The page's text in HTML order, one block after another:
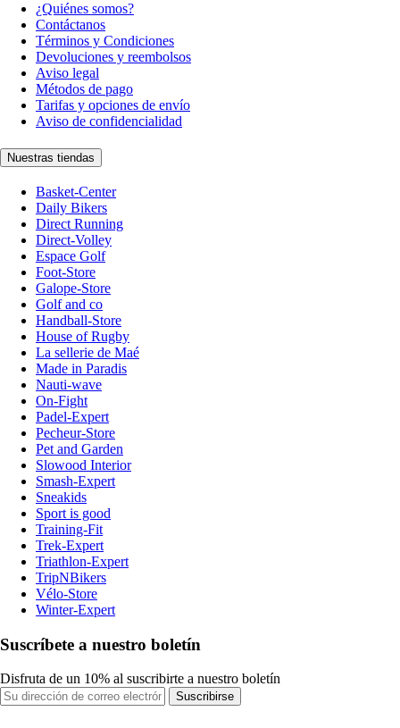
¿Quiénes somos?
Contáctanos
Términos y Condiciones
Devoluciones y reembolsos
Aviso legal
Métodos de pago
Tarifas y opciones de envío
Aviso de confidencialidad
Nuestras tiendas
Basket-Center
Daily Bikers
Direct Running
Direct-Volley
Espace Golf
Foot-Store
Galope-Store
Golf and co
Handball-Store
House of Rugby
La sellerie de Maé
Made in Paradis
Nauti-wave
On-Fight
Padel-Expert
Pecheur-Store
Pet and Garden
Slowood Interior
Smash-Expert
Sneakids
Sport is good
Training-Fit
Trek-Expert
Triathlon-Expert
TripNBikers
Vélo-Store
Winter-Expert
Suscríbete a nuestro boletín
Disfruta de un 10% al suscribirte a nuestro boletín
Suscribirse